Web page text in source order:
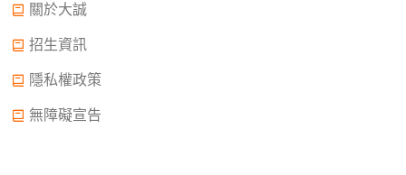
關於大誠
招生資訊
隱私權政策
無障礙宣告